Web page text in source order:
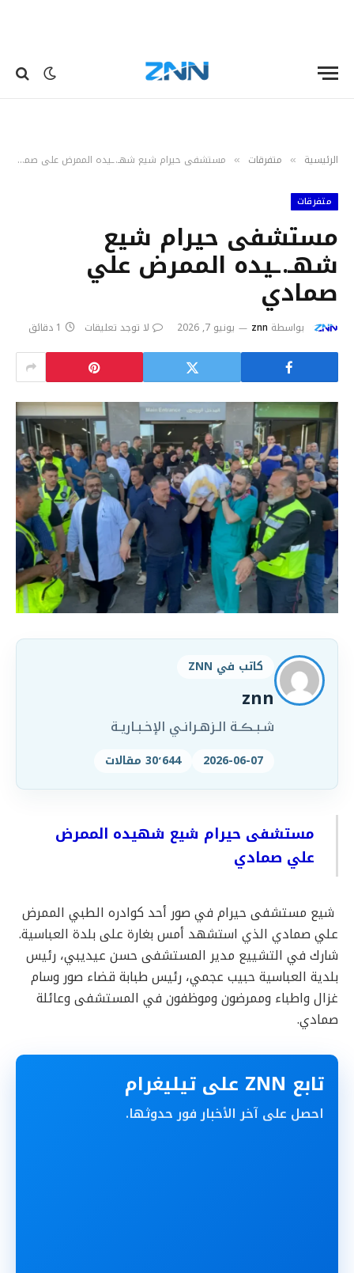
الرئيسية » متفرقات » مستشفى حيرام شيع شهـ.ـيده الممرض علي صمادي
متفرقات
مستشفى حيرام شيع
شهـ.ـيده الممرض علي
صمادي
بواسطة znn يونيو 7, 2026 لا توجد تعليقات 1 دقائق
كاتب في ZNN
znn
شـبـڪـة الـزهـرانـي الإخـبـاريـة
2026-06-07 30٬644 مقالات
مستشفى حيرام شيع شهيده الممرض
علي صمادي
شيع مستشفى حيرام في صور أحد كوادره الطبي الممرض
علي صمادي الذي استشهد أمس بغارة على بلدة العباسية.
شارك في التشييع مدير المستشفى حسن عيديبي، رئيس
بلدية العباسية حبيب عجمي، رئيس طبابة قضاء صور وسام
غزال واطباء وممرضون وموظفون في المستشفى وعائلة
صمادي.
تابع ZNN على تيليغرام
احصل على آخر الأخبار فور حدوثها.